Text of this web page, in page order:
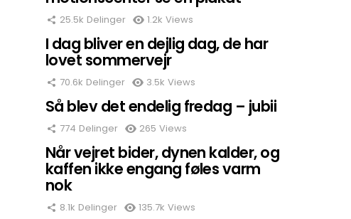
25.5k Delinger 1.2k Views
I dag bliver en dejlig dag, de har
lovet sommervejr
70.6k Delinger 3.5k Views
Så blev det endelig fredag – jubii
774 Delinger 265 Views
Når vejret bider, dynen kalder, og
kaffen ikke engang føles varm
nok
8.1k Delinger 135.7k Views